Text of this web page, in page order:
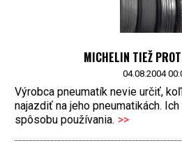
MICHELIN TIEŽ
04.08.2004
Výrobca pneumatík nevie určiť,
najazdiť na jeho pneumatikách.
spôsobu používania. >>